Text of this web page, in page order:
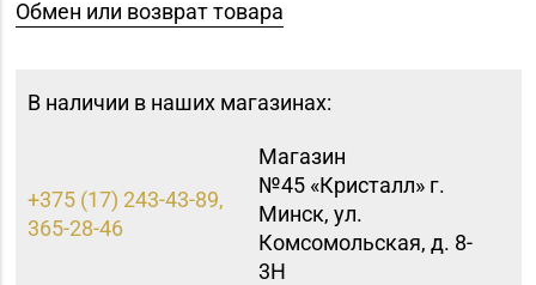
Обмен или возврат товара
В наличии в наших магазинах:
+375 (17) 243-43-89,
365-28-46
Магазин
№45 «Кристалл» г.
Минск, ул.
Комсомольская, д. 8-
3Н